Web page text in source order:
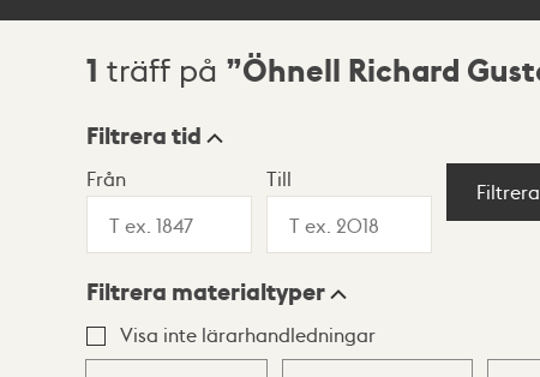
Sökresultat
1 träff på Öhnell Richard
Visningsläge
Lista Karta
Filtrera tid
Från Till
Filtrera materialtyper
Visa inte lärarhandledningar